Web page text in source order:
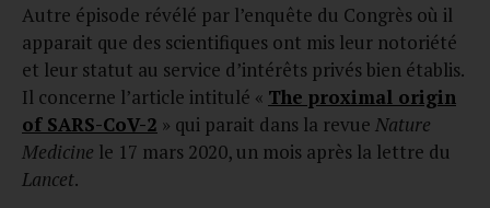
Autre épisode révélé par l’enquête du Congrès où il
apparait que des scientifiques ont mis leur notoriété
et leur statut au service d’intérêts privés bien établis.
Il concerne l’article intitulé « The proximal origin
of SARS-CoV-2 » qui parait dans la revue Nature
Medicine le 17 mars 2020, un mois après la lettre du
Lancet.